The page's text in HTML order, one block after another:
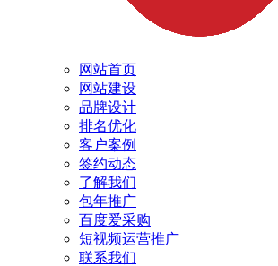
网站首页
网站建设
品牌设计
排名优化
客户案例
签约动态
了解我们
包年推广
百度爱采购
短视频运营推广
联系我们